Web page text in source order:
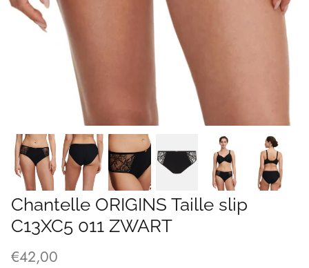
Chantelle ORIGINS Taille slip
C13XC5 011 ZWART
€42,00